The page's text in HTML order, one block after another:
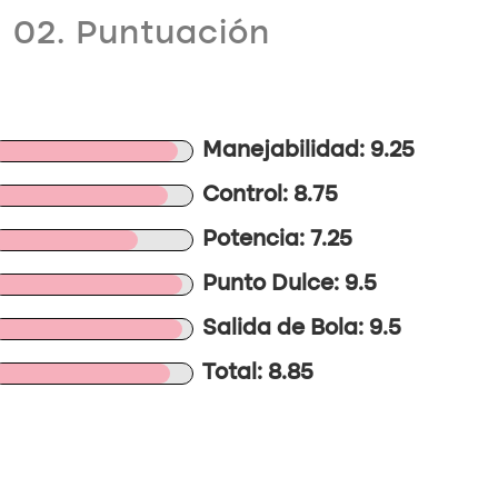
02. Puntuación
Manejabilidad: 9.25
Control: 8.75
Potencia: 7.25
Punto Dulce: 9.5
Salida de Bola: 9.5
Total: 8.85